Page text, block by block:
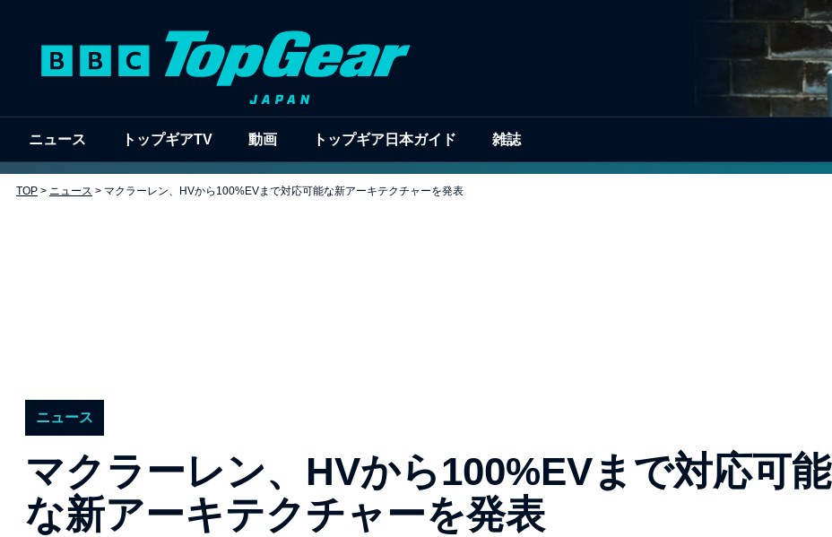
ニュース トップギアTV 動画 トップギア日本ガイド 雑誌
TOP > ニュース > マクラーレン、HVから100%EVまで対応可能な新アーキテクチャーを発表
ニュース
マクラーレン、HVから100%EVまで対応可能
な新アーキテクチャーを発表